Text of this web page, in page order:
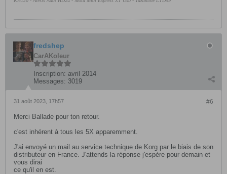
fredshep
CarAKoleur
Inscription: avril 2014
Messages: 3019
#6
31 août 2023, 17h57
Merci Ballade pour ton retour.
c'est inhérent à tous les 5X apparemment.
J'ai envoyé un mail au service technique de Korg par le biais de son
distributeur en France. J'attends la réponse j'espère pour demain et
vous dirai
ce qu'il en est.